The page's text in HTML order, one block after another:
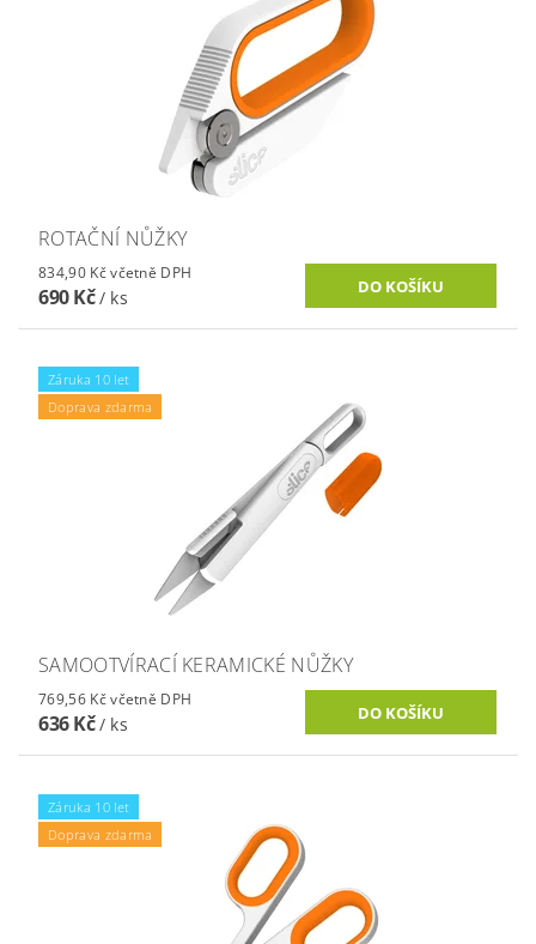
ROTAČNÍ NŮŽKY
834,90 Kč včetně DPH
690 Kč/ ks
Záruka 10 let
Doprava zdarma
SAMOOTVÍRACÍ KERAMICKÉ NŮŽKY
769,56 Kč včetně DPH
636 Kč/ ks
Záruka 10 let
Doprava zdarma